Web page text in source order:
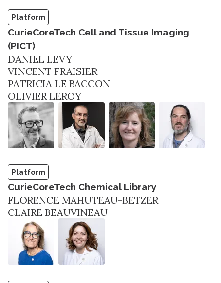
Platform
CurieCoreTech Cell and Tissue Imaging
(PICT)
DANIEL LEVY
VINCENT FRAISIER
PATRICIA LE BACCON
OLIVIER LEROY
Platform
CurieCoreTech Chemical Library
FLORENCE MAHUTEAU-BETZER
CLAIRE BEAUVINEAU